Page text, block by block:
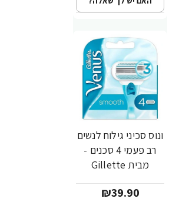
ונוס סכיני גילוח לנשים
רב פעמי 4 סכנים -
מבית Gillette
₪39.90